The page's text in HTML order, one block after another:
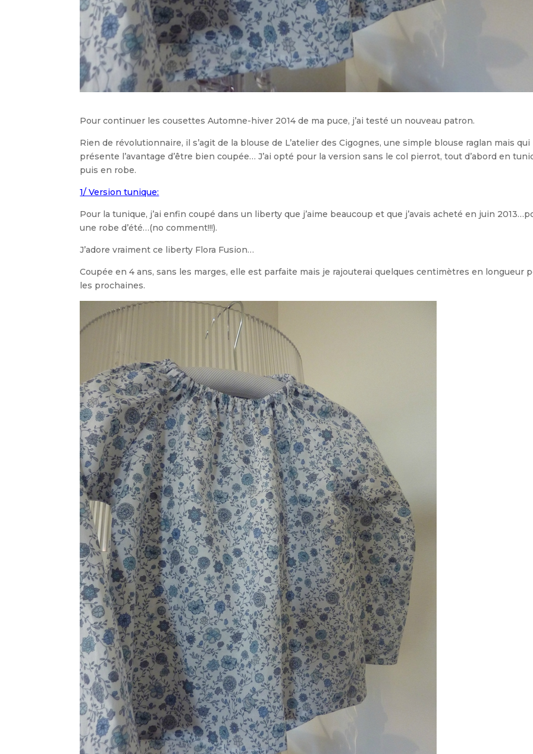
Pour continuer les cousettes Automne-hiver 2014 de ma puce, j’ai testé un nouveau patron.
Rien de révolutionnaire, il s’agit de la blouse de L’atelier des Cigognes, une simple blouse raglan mais qui
présente l’avantage d’être bien coupée… J’ai opté pour la version sans le col pierrot, tout d’abord en
puis en robe.
1/ Version tunique:
Pour la tunique, j’ai enfin coupé dans un liberty que j’aime beaucoup et que j’avais acheté en juin
une robe d’été…(no comment!!!).
J’adore vraiment ce liberty Flora Fusion…
Coupée en 4 ans, sans les marges, elle est parfaite mais je rajouterai quelques centimètres en longueur
les prochaines.